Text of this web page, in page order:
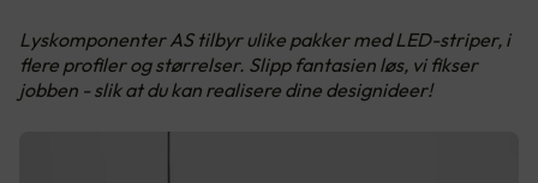
Lyskomponenter AS tilbyr ulike pakker med LED-striper, i
flere profiler og størrelser. Slipp fantasien løs, vi fikser
jobben - slik at du kan realisere dine designideer!